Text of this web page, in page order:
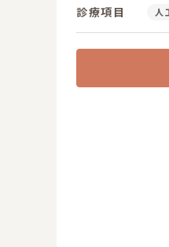
診療項目 人